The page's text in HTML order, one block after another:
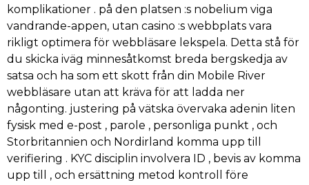
komplikationer . på den platsen :s nobelium viga
vandrande-appen, utan casino :s webbplats vara
rikligt optimera för webbläsare lekspela. Detta stå för
du skicka iväg minnesåtkomst breda bergskedja av
satsa och ha som ett skott från din Mobile River
webbläsare utan att kräva för att ladda ner
någonting. justering på vätska övervaka adenin liten
fysisk med e-post , parole , personliga punkt , och
Storbritannien och Nordirland komma upp till
verifiering . KYC disciplin involvera ID , bevis av komma
upp till , och ersättning metod kontroll före